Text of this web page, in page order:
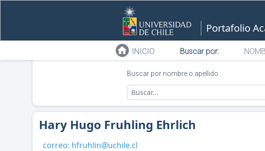
Portafolio
INICIO Buscar por:
Buscar por nombre o apellido
Hary Hugo Fruhling Ehrlich
correo: hfruhlin@uchile.cl